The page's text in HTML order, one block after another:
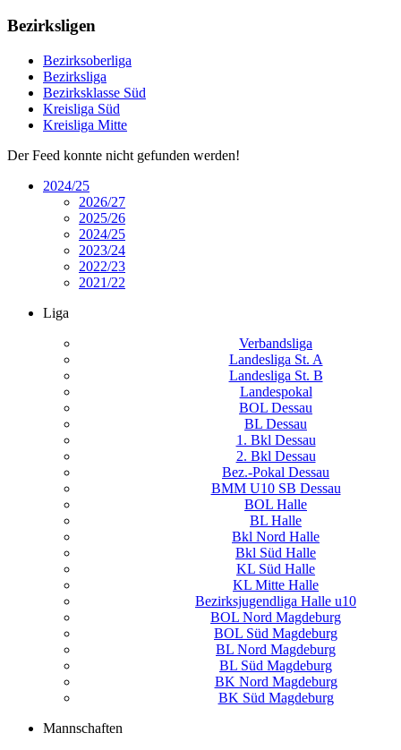
Bezirksligen
Bezirksoberliga
Bezirksliga
Bezirksklasse Süd
Kreisliga Süd
Kreisliga Mitte
Der Feed konnte nicht gefunden werden!
2024/25
2026/27
2025/26
2024/25
2023/24
2022/23
2021/22
Liga
Verbandsliga
Landesliga St. A
Landesliga St. B
Landespokal
BOL Dessau
BL Dessau
1. Bkl Dessau
2. Bkl Dessau
Bez.-Pokal Dessau
BMM U10 SB Dessau
BOL Halle
BL Halle
Bkl Nord Halle
Bkl Süd Halle
KL Süd Halle
KL Mitte Halle
Bezirksjugendliga Halle u10
BOL Nord Magdeburg
BOL Süd Magdeburg
BL Nord Magdeburg
BL Süd Magdeburg
BK Nord Magdeburg
BK Süd Magdeburg
Mannschaften